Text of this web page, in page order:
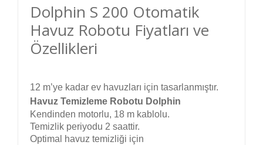
Dolphin S 200 Otomatik
Havuz Robotu Fiyatları ve
Özellikleri
12 m’ye kadar ev havuzları için tasarlanmıştır.
Havuz Temizleme Robotu Dolphin
Kendinden motorlu, 18 m kablolu.
Temizlik periyodu 2 saattir.
Optimal havuz temizliği için